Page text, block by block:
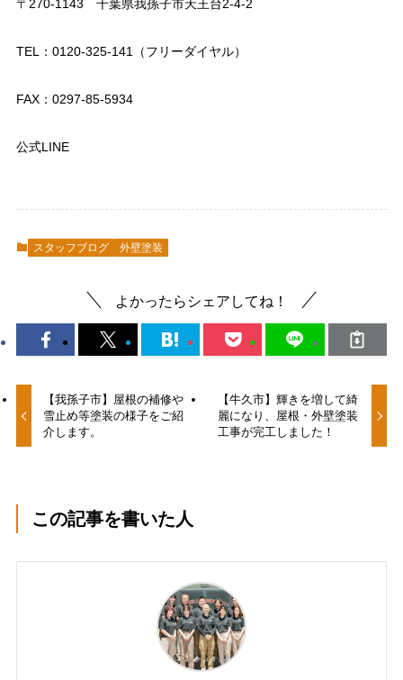
〒270-1143 千葉県我孫子市天王台2-4-2
TEL：0120-325-141（フリーダイヤル）
FAX：0297-85-5934
公式LINE
スタッフブログ 外壁塗装
よかったらシェアしてね！
【我孫子市】屋根の補修や
雪止め等塗装の様子をご紹
介します。
【牛久市】輝きを増して綺
麗になり、屋根・外壁塗装
工事が完工しました！
この記事を書いた人